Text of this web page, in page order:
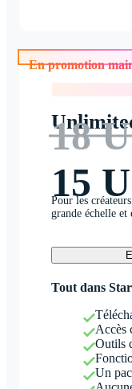
En promotion
18
15
Pour les
grande échelle
Tout dans
Accès
Outils
Un